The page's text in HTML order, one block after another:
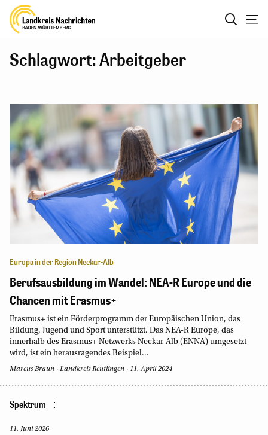
Schlagwort: Arbeitgeber
Europa in der Region Neckar-Alb
Berufsausbildung im Wandel: NEA-R Europe und die
Chancen mit Erasmus+
Erasmus+ ist ein Förderprogramm der Europäischen Union, das
Bildung, Jugend und Sport unterstützt. Das NEA-R Europe, das
innerhalb des Erasmus+ Netzwerks Neckar-Alb (ENNA) umgesetzt
wird, ist ein herausragendes Beispiel...
Marcus Braun · Landkreis Reutlingen · 11. April 2024
Spektrum
11. Juni 2026